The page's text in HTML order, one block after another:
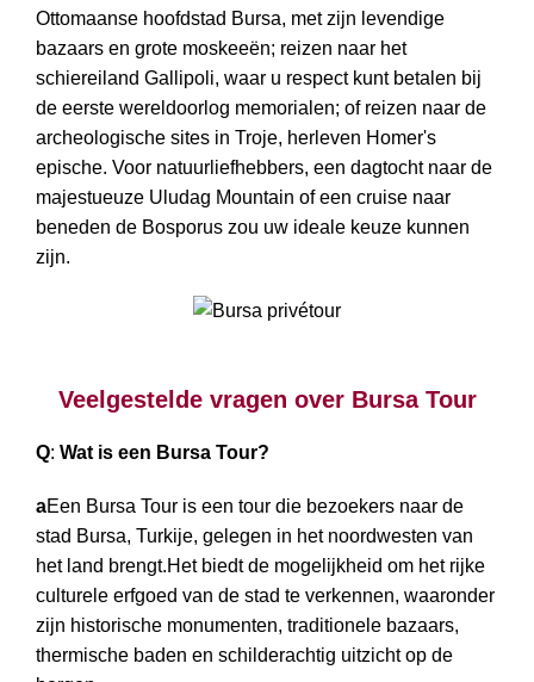
Ottomaanse hoofdstad Bursa, met zijn levendige
bazaars en grote moskeeën; reizen naar het
schiereiland Gallipoli, waar u respect kunt betalen bij
de eerste wereldoorlog memorialen; of reizen naar de
archeologische sites in Troje, herleven Homer's
epische. Voor natuurliefhebbers, een dagtocht naar de
majestueuze Uludag Mountain of een cruise naar
beneden de Bosporus zou uw ideale keuze kunnen
zijn.
Veelgestelde vragen over Bursa Tour
Q: Wat is een Bursa Tour?
aEen Bursa Tour is een tour die bezoekers naar de
stad Bursa, Turkije, gelegen in het noordwesten van
het land brengt.Het biedt de mogelijkheid om het rijke
culturele erfgoed van de stad te verkennen, waaronder
zijn historische monumenten, traditionele bazaars,
thermische baden en schilderachtig uitzicht op de